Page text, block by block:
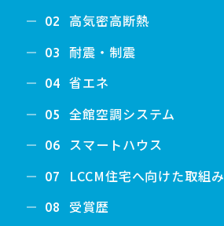
02 高気密高断熱
03 耐震・制震
04 省エネ
05 全館空調システム
06 スマートハウス
07 LCCM住宅へ向けた取組み
08 受賞歴